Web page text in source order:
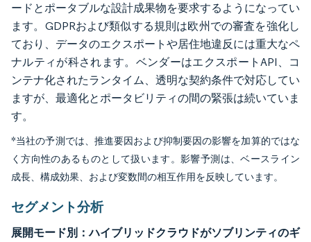
ードとポータブルな設計成果物を要求するようになってい
ます。GDPRおよび類似する規則は欧州での審査を強化し
ており、データのエクスポートや居住地違反には重大なペ
ナルティが科されます。ベンダーはエクスポートAPI、コ
ンテナ化されたランタイム、透明な契約条件で対応してい
ますが、最適化とポータビリティの間の緊張は続いていま
す。
*当社の予測では、推進要因および抑制要因の影響を加算的ではな
く方向性のあるものとして扱います。影響予測は、ベースライン
成長、構成効果、および変数間の相互作用を反映しています。
セグメント分析
展開モード別：ハイブリッドクラウドがソブリンティのギ